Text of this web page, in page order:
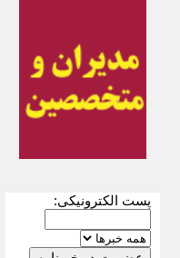
پست الکترونیکی: